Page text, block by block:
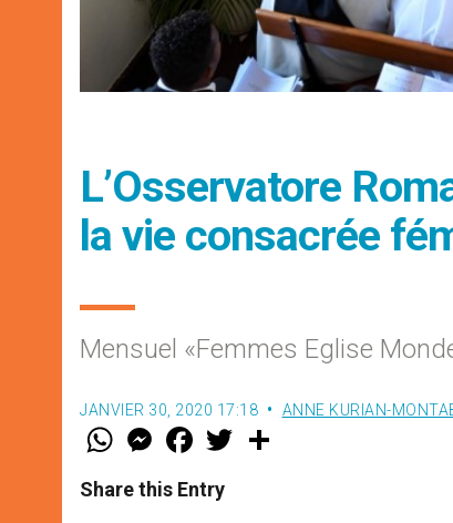
L’Osservatore
la vie consacrée
Mensuel «Femmes Eglise
JANVIER 30, 2020 17:18 ANNE KURIAN-
W
t
s
M
e
s
e
F
a
e
b
w
Share this Entry